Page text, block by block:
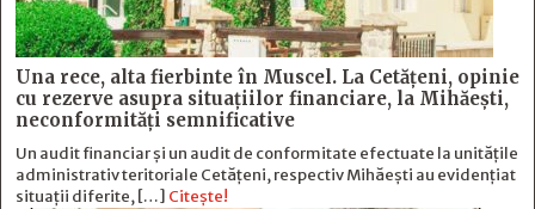
Una rece, alta fierbinte în Muscel. La Cetăţeni, opinie
cu rezerve asupra situaţiilor financiare, la Mihăeşti,
neconformităţi semnificative
Un audit financiar și un audit de conformitate efectuate la unitățile
administrativ teritoriale Cetățeni, respectiv Mihăești au evidențiat
situații diferite, […] Citește!